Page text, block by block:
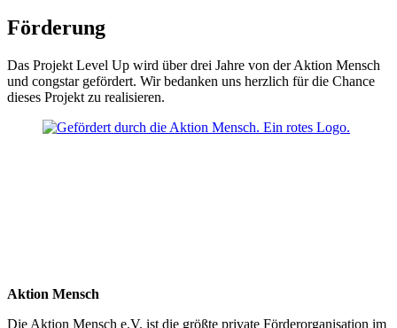
Förderung
Das Projekt Level Up wird über drei Jahre von der Aktion Mensch
und congstar gefördert. Wir bedanken uns herzlich für die Chance
dieses Projekt zu realisieren.
Aktion Mensch
Die Aktion Mensch e.V. ist die größte private Förderorganisation im